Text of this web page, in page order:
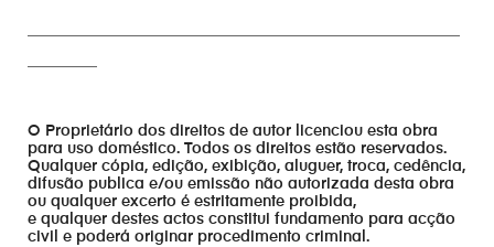
O Proprietário dos direitos de autor licenciou esta obra
para uso doméstico. Todos os direitos estão reservados.
Qualquer cópia, edição, exibição, aluguer, troca, cedência,
difusão publica e/ou emissão não autorizada desta obra
ou qualquer excerto é estritamente proibida,
e qualquer destes actos constitui fundamento para acção
civil e poderá originar procedimento criminal.